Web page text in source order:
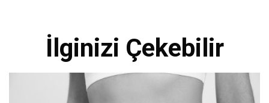
İlginizi Çekebilir